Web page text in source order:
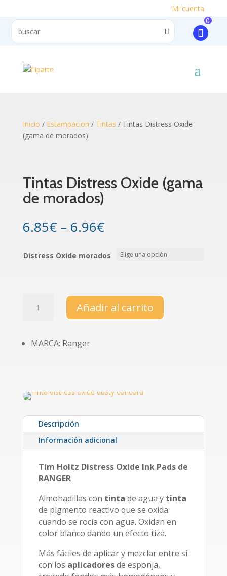
Mi cuenta
0
Inicio / Estampacion / Tintas / Tintas Distress Oxide
(gama de morados)
Tintas Distress Oxide (gama
de morados)
6.85€– 6.96€
Distress Oxide morados
Distress
de
Añadir al carrito
MARCA: Ranger
Descripción
Información adicional
Tim Holtz Distress Oxide Ink Pads de
RANGER
Almohadillas con tinta de agua y tinta
de pigmento reactivo que se oxida
cuando se rocía con agua. Oxidan en
color blanco dando un efecto tiza.
Más fáciles de aplicar y mezclar entre si
con los aplicadoresde esponja,